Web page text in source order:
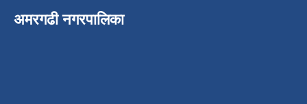
अमरगढी नगरपालिका